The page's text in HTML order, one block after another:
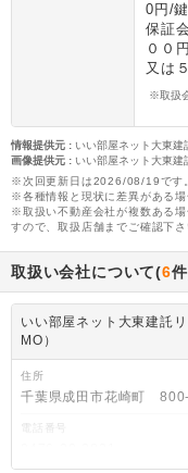
0円/
保証
００
又は
※取扱
情報提供元 : いい部屋ネット大東建
画像提供元 : いい部屋ネット大東建
※次回更新日は2026/08/19です
※各種情報と現状に差異がある場
※取扱い不動産会社が複数ある
すので、取扱店舗までご確認下さ
取扱い会社について(6
いい部屋ネット大東建託
MO）
住所
千葉県成田市花崎町
電話番号